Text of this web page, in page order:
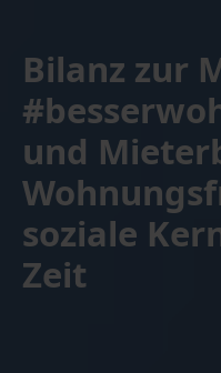
Bilanz zur
und
soziale
Zeit